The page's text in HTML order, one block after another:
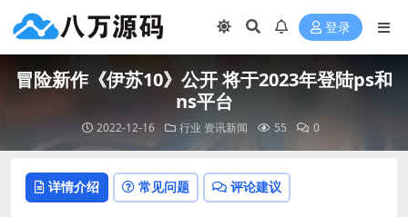
登录
冒险新作《伊苏10》公开 将于2023年登陆ps和
ns平台
2022-12-16 行业 资讯新闻 55 0
详情介绍 常见问题 评论建议